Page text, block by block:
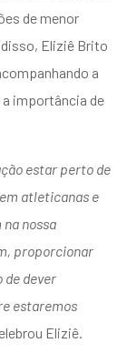
de menor
Eliziê Brito
a
importância de
estar perto de
atleticanas e
nossa
proporcionar
de dever
estaremos
Eliziê.